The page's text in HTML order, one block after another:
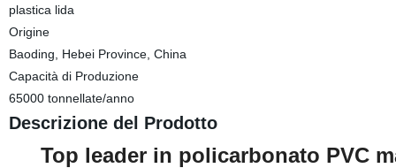
plastica lida
Origine
Baoding, Hebei Province, China
Capacità di Produzione
65000 tonnellate/anno
Descrizione del Prodotto
Top leader in policarbonato PVC